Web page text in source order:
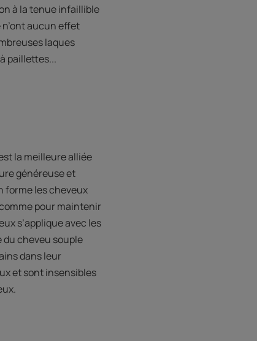
à la tenue infaillible
aucun effet
laques
paillettes...
la meilleure alliée
généreuse et
forme les cheveux
pour maintenir
s’applique avec les
du cheveu souple
dans leur
et sont insensibles